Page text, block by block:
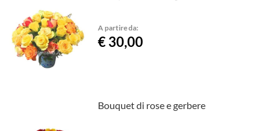
A partire da:
€ 30,00
Bouquet di rose e gerbere